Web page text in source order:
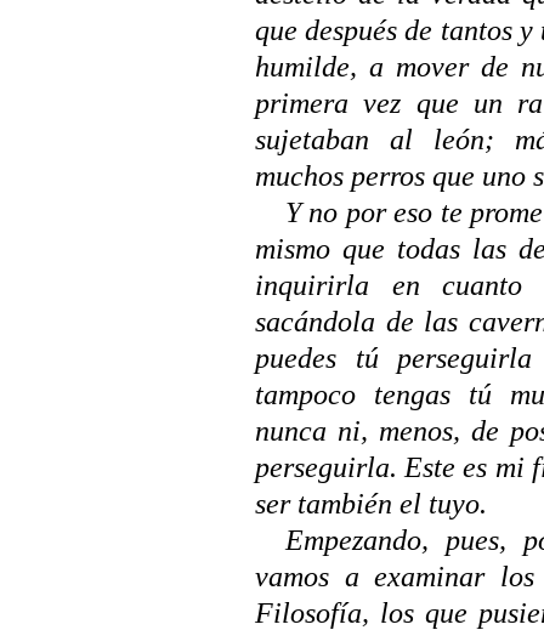
que después de tantos
humilde, a mover de
primera vez que un
sujetaban al león;
muchos perros que uno
Y no por eso te
mismo que todas las
inquirirla en
sacándola de las
puedes tú
tampoco tengas tú
nunca ni, menos, de
perseguirla. Este es mi
ser también el tuyo.
Empezando, pues,
vamos a examinar
Filosofía, los que